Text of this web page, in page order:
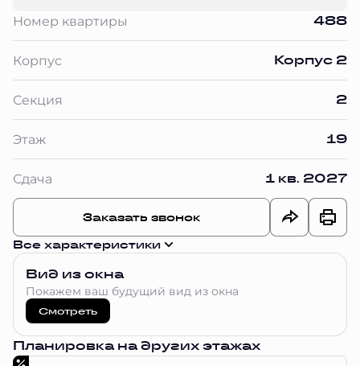
Номер квартиры 488
Корпус Корпус 2
Секция 2
Этаж 19
Сдача 1 кв. 2027
Заказать звонок
Все характеристики
Вид из окна
Покажем ваш будущий вид из окна
Смотреть
Планировка на других этажах